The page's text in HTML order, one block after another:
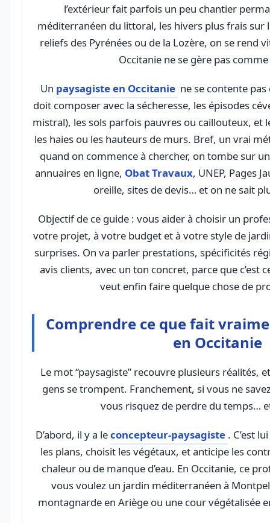
l’extérieur fait parfois un peu chantier
méditerranéen du littoral, les hivers plus frais sur
reliefs des Pyrénées ou de la Lozère, on se rend
Occitanie ne se gère pas
Un paysagiste en Occitanie ne se contente pas
doit composer avec la sécheresse, les épisodes
mistral), les sols parfois pauvres ou caillouteux, et
les haies ou les hauteurs de murs. Bref, un vrai
quand on commence à chercher, on tombe sur
annuaires en ligne, Obat Travaux, UNEP, Pages
oreille, sites de devis… et on ne sait
Objectif de ce guide : vous aider à choisir un
votre projet, à votre budget et à votre style de
surprises. On va parler prestations, spécificités
avis clients, avec un ton concret, parce que c’est
veut enfin faire quelque chose de
Comprendre ce que fait
en Occitanie
Le mot “paysagiste” recouvre plusieurs réalités,
gens se trompent. Franchement, si vous ne
vous risquez de perdre du temps…
D’abord, il y a leconcepteur-paysagiste . C’est
les plans, choisit les végétaux, et anticipe les
chaleur ou de manque d’eau. En Occitanie, ce
vous voulez un jardin méditerranéen à
montagnarde en Ariège ou une cour végétalisée